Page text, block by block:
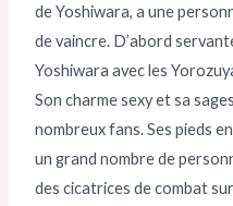
de Yoshiwara, a une
de vaincre. D’abord
Yoshiwara avec les
Son charme sexy et sa
nombreux fans. Ses pieds
un grand nombre de
des cicatrices de combat